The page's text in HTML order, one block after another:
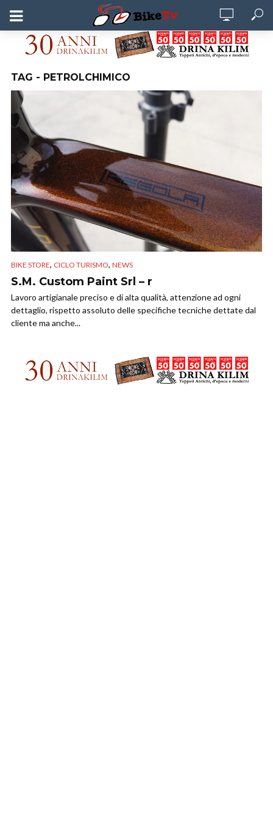
TAG - PETROLCHIMICO
BIKE STORE, CICLO TURISMO, NEWS
S.M. Custom Paint Srl – r
Lavoro artigianale preciso e di alta qualità, attenzione ad ogni
dettaglio, rispetto assoluto delle specifiche tecniche dettate dal
cliente ma anche...